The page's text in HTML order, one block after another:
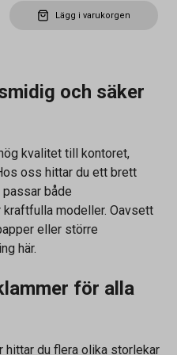
Lägg i varukorgen
och säker
kvalitet till kontoret,
oss hittar du ett brett
både
kraftfulla modeller. Oavsett
eller större
här.
för alla
hittar du flera olika storlekar